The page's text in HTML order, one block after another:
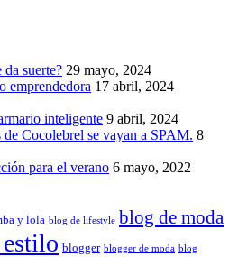
da suerte? 29 mayo, 2024
emprendedora 17 abril, 2024
inteligente 9 abril, 2024
Cocolebrel se vayan a SPAM. 8
para el verano 6 mayo, 2022
y lola blog de lifestyle blog de moda
blogger blogger de moda blog